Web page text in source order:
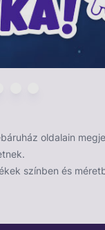
oldalain
színben és